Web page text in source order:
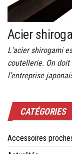
Acier
L’acier shirogami
coutellerie. On
l’entreprise
CATÉGORIES
Accessoires